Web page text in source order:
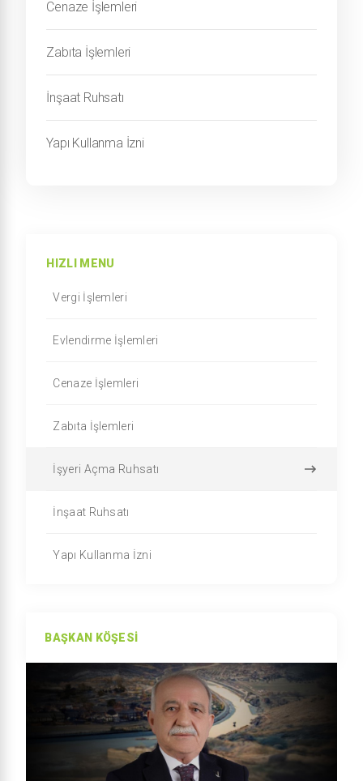
Cenaze İşlemleri
Zabıta İşlemleri
İnşaat Ruhsatı
Yapı Kullanma İzni
HIZLI MENU
Vergi İşlemleri
Evlendirme İşlemleri
Cenaze İşlemleri
Zabıta İşlemleri
İşyeri Açma Ruhsatı
İnşaat Ruhsatı
Yapı Kullanma İzni
BAŞKAN KÖŞESI